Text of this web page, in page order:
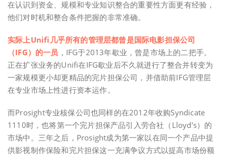
在认识到资金、规模和专业知识整合的重要性方面更有经验，
他们对时机和整合条件把握的非常准确。
实际上Unifi几乎所有的管理层都曾是国际电影担保公司
（IFG）的一员 ，IFG于2013年歇业，曾是市场上的二把手。
正在扩张业务的Unifi在IFG歇业后不久就进行了整合并转变为
一家规模更小却更精品的完片担保公司，并借助前IFG管理层
在专业市场上性进行资本运作。
而Prosight专业核保公司也同样的在2012年收购Syndicate
1110时，也将第一个完片担保产品引入劳合社（Lloyd’s）的
市场中。三年之后，Prosight成为第一家以在同一个产品中提
供影视制作保险和完片担保这一充满争议方式以提高市场份额